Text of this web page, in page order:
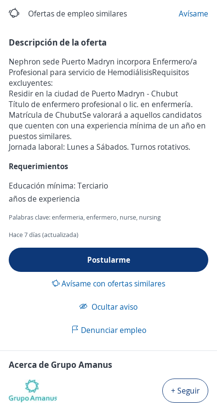
Ofertas de empleo similares Avísame
Descripción de la oferta
Nephron sede Puerto Madryn incorpora Enfermero/a
Profesional para servicio de HemodiálisisRequisitos
excluyentes:
Residir en la ciudad de Puerto Madryn - Chubut
Título de enfermero profesional o lic. en enfermería.
Matrícula de ChubutSe valorará a aquellos candidatos
que cuenten con una experiencia mínima de un año en
puestos similares.
Jornada laboral: Lunes a Sábados. Turnos rotativos.
Requerimientos
Educación mínima: Terciario
años de experiencia
Palabras clave: enfermeria, enfermero, nurse, nursing
Hace 7 días (actualizada)
Postularme
Avísame con ofertas similares
Ocultar aviso
Denunciar empleo
Acerca de Grupo Amanus
+ Seguir